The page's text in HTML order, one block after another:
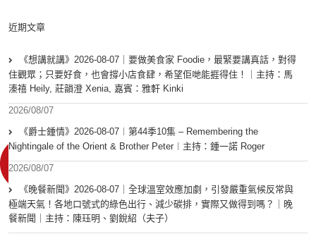
近期文章
《想講就講》2026-08-07｜要做美食家 Foodie，最緊要講真話，對得
住觀眾；只要好食，也會撐小店食肆，希望佢哋能捱得住！｜主持：馬
溱禧 Heily, 莊韻澄 Xenia, 嘉賓：雅軒 Kinki
2026/08/07
《爵士鍾情》2026-08-07︱第44季10集 – Remembering the
Nightingale of the Orient & Brother Peter︱主持：鍾一諾 Roger
2026/08/07
《晚餐新聞》2026-08-07｜全球溫室效應加劇，引發嚴重氣候反常與
極端天氣！各地口號式的綠色出行、減少碳排，實際又做得到嗎？｜晚
餐新聞｜主持：陳珏明、劉銳紹（夫子）